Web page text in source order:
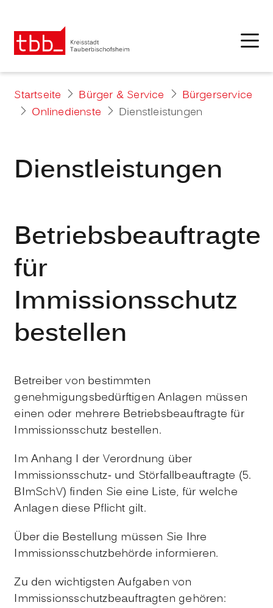
Startseite Bürger & Service
Bürgerservice
Onlinedienste
Dienstleistungen
Dienstleistungen
Betriebsbeauftragte
für
Immissionsschutz
bestellen
Betreiber von bestimmten
genehmigungsbedürftigen Anlagen müssen
einen oder mehrere Betriebsbeauftragte für
Immissionsschutz bestellen.
Im Anhang I der Verordnung über
Immissionsschutz- und Störfallbeauftragte (5.
BImSchV) finden Sie eine Liste, für welche
Anlagen diese Pflicht gilt.
Über die Bestellung müssen Sie Ihre
Immissionsschutzbehörde informieren.
Zu den wichtigsten Aufgaben von
Immissionsschutzbeauftragten gehören: